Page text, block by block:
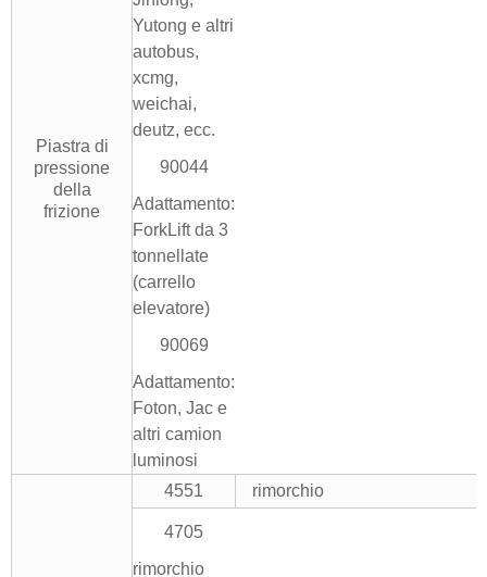
Piastra di
pressione
della
frizione
Yutong e altri
autobus,
xcmg,
weichai,
deutz, ecc.
90044
Adattamento:
ForkLift da 3
tonnellate
(carrello
elevatore)
90069
Adattamento:
Foton, Jac e
altri camion
luminosi
4551 rimorchio
4705
rimorchio